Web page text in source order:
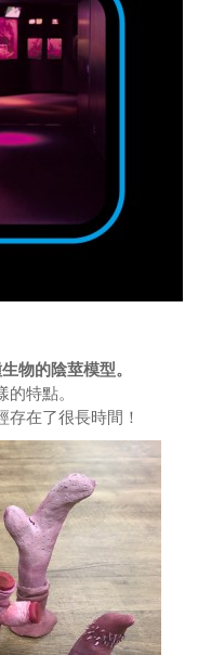
物的陰莖模型。
特點。
在了很長時間！